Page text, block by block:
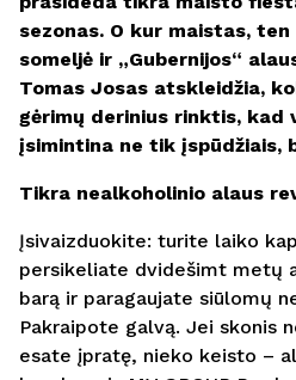
sezonas. O kur maistas,
someljė ir „Gubernijos“
Tomas Josas atskleidžia,
gėrimų derinius rinktis, kad
įsimintina ne tik įspūdžiais,
Tikra nealkoholinio alaus
Įsivaizduokite: turite laiko
persikeliate dvidešimt metų
barą ir paragaujate siūlomų
Pakraipote galvą. Jei skonis
esate įpratę, nieko keisto –
Laukelius, pažymėtus
užpildyti.
Kandidatuodamas į šias
kuriose apibrėžiamos
sąlygos. Taisyklės ir
Siųsti CV